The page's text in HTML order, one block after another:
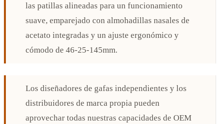
las patillas alineadas para un funcionamiento
suave, emparejado con almohadillas nasales de
acetato integradas y un ajuste ergonómico y
cómodo de 46-25-145mm.
Los diseñadores de gafas independientes y los
distribuidores de marca propia pueden
aprovechar todas nuestras capacidades de OEM